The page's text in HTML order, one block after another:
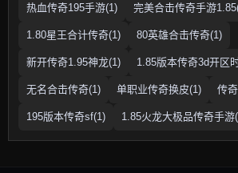
热血传奇195手游(1) 完美合击传奇手游
1.80星王合计传奇(1) 80英雄合击传奇(1)
新开传奇1.95神龙(1) 1.85版本传奇3d开区
无名合击传奇(1) 单职业传奇换皮(1) 传
195版本传奇sf(1) 1.85火龙大极品传奇手游